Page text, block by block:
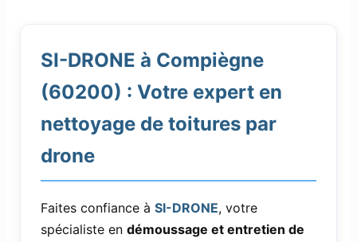
SI-DRONE à Compiègne
(60200) : Votre expert en
nettoyage de toitures par
drone
Faites confiance à SI-DRONE, votre
spécialiste en démoussage et entretien de